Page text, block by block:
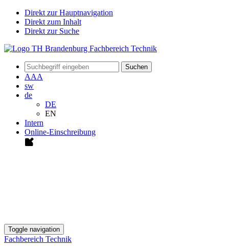
Direkt zur Hauptnavigation
Direkt zum Inhalt
Direkt zur Suche
Suchen
AAA
sw
de
DE
EN
Intern
Online-Einschreibung
Toggle navigation
Fachbereich Technik